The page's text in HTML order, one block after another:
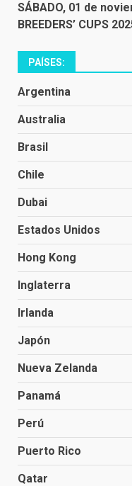
SÁBADO, 01 de
BREEDERS’ CUPS
PAÍSES:
Argentina
Australia
Brasil
Chile
Dubai
Estados Unidos
Hong Kong
Inglaterra
Irlanda
Japón
Nueva Zelanda
Panamá
Perú
Puerto Rico
Qatar